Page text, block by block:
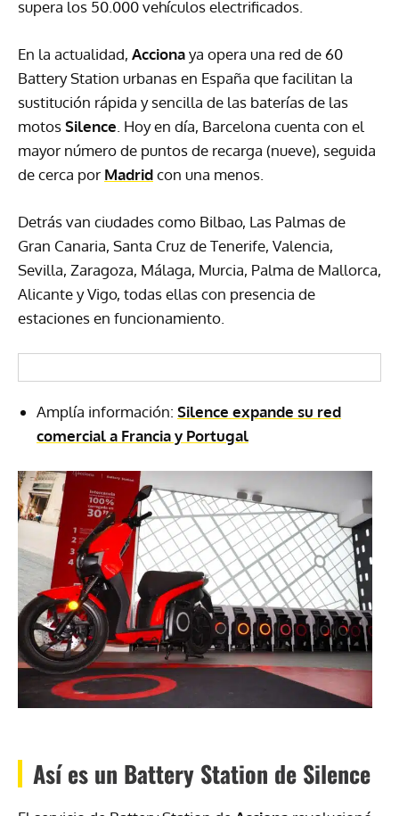
supera los 50.000 vehículos electrificados.
En la actualidad, Accionaya opera una red de 60
Battery Station urbanas en España que facilitan la
sustitución rápida y sencilla de las baterías de las
motosSilence. Hoy en día, Barcelona cuenta con el
mayor número de puntos de recarga (nueve), seguida
de cerca por Madridcon una menos.
Detrás van ciudades como Bilbao, Las Palmas de
Gran Canaria, Santa Cruz de Tenerife, Valencia,
Sevilla, Zaragoza, Málaga, Murcia, Palma de Mallorca,
Alicante y Vigo, todas ellas con presencia de
estaciones en funcionamiento.
Amplía información: Silence expande su red
comercial a Francia y Portugal
Así es un Battery Station de Silence